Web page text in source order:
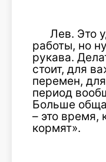
Лев. Это
работы, но
рукава.
стоит, для
перемен,
период
Больше
– это время,
кормят».